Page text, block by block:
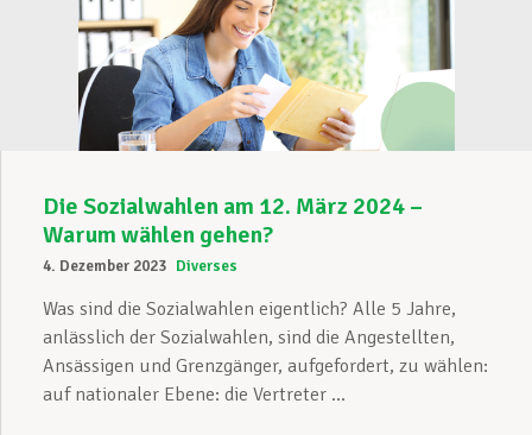
Die Sozialwahlen am 12. März 2024 –
Warum wählen gehen?
4. Dezember 2023 Diverses
Was sind die Sozialwahlen eigentlich? Alle 5 Jahre,
anlässlich der Sozialwahlen, sind die Angestellten,
Ansässigen und Grenzgänger, aufgefordert, zu wählen:
auf nationaler Ebene: die Vertreter ...